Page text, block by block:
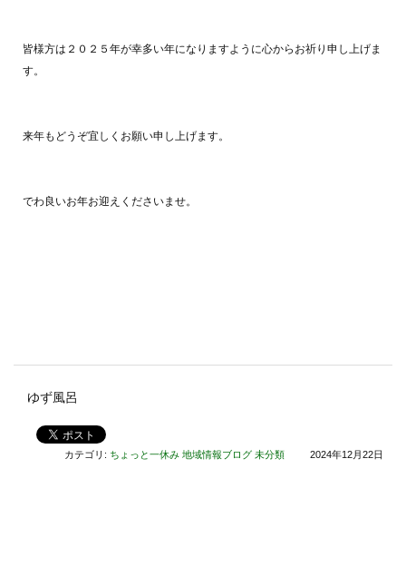
皆様方は２０２５年が幸多い年になりますように心からお祈り申し上げま
す。
来年もどうぞ宜しくお願い申し上げます。
でわ良いお年お迎えくださいませ。
ゆず風呂
カテゴリ: ちょっと一休み 地域情報ブログ 未分類 2024年12月22日